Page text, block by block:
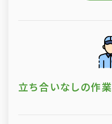
立ち合いなしの作業